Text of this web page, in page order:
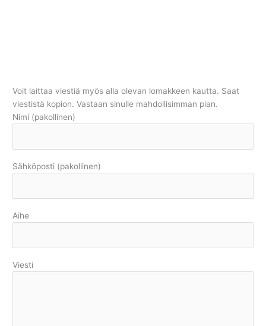
Voit laittaa viestiä myös alla olevan lomakkeen kautta. Saat
viestistä kopion. Vastaan sinulle mahdollisimman pian.
Nimi (pakollinen)
Sähköposti (pakollinen)
Aihe
Viesti